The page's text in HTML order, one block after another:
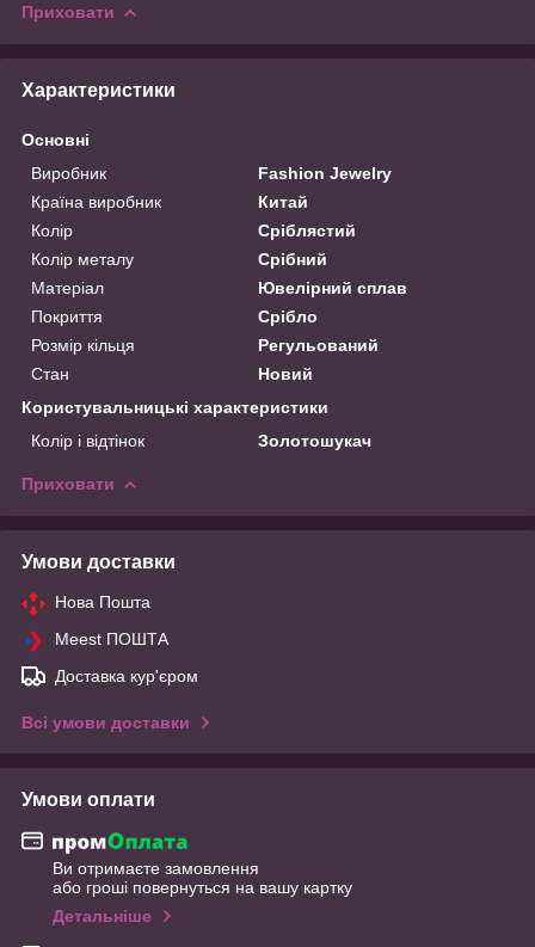
Приховати
Характеристики
Основні
Виробник
Fashion Jewelry
Країна виробник
Китай
Колір
Сріблястий
Колір металу
Срібний
Матеріал
Ювелірний сплав
Покриття
Срібло
Розмір кільця
Регульований
Стан
Новий
Користувальницькі характеристики
Колір і відтінок
Золотошукач
Приховати
Умови доставки
Нова Пошта
Meest ПОШТА
Доставка кур'єром
Всі умови доставки
Умови оплати
Ви отримаєте замовлення
або гроші повернуться на вашу картку
Детальніше